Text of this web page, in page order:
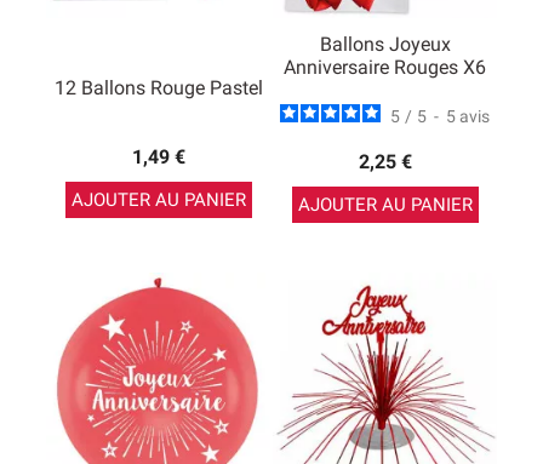
12 Ballons Rouge Pastel
1,49 €
AJOUTER AU PANIER
Ballons Joyeux
Anniversaire Rouges X6
5 / 5 - 5 avis
2,25 €
AJOUTER AU PANIER